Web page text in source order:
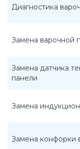
Диагностика
Замена варочной
Замена датчика
панели
Замена
Замена конфорки